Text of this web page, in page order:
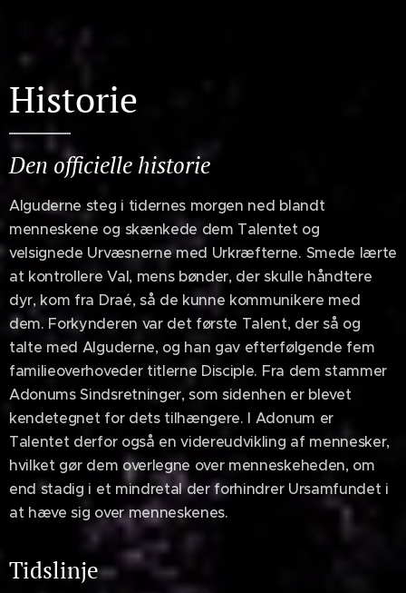
Historie
Den officielle historie
Alguderne steg i tidernes morgen ned blandt
menneskene og skænkede dem Talentet og
velsignede Urvæsnerne med Urkræfterne. Smede lærte
at kontrollere Val, mens bønder, der skulle håndtere
dyr, kom fra Draé, så de kunne kommunikere med
dem. Forkynderen var det første Talent, der så og
talte med Alguderne, og han gav efterfølgende fem
familieoverhoveder titlerne Disciple. Fra dem stammer
Adonums Sindsretninger, som sidenhen er blevet
kendetegnet for dets tilhængere. I Adonum er
Talentet derfor også en videreudvikling af mennesker,
hvilket gør dem overlegne over menneskeheden, om
end stadig i et mindretal der forhindrer Ursamfundet i
at hæve sig over menneskenes.
Tidslinje